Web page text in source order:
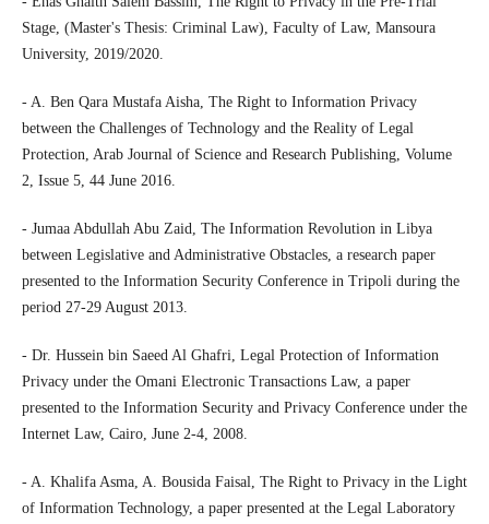
Stage, (Master's Thesis: Criminal Law), Faculty of Law, Mansoura
University, 2019/2020.
- A. Ben Qara Mustafa Aisha, The Right to Information Privacy
between the Challenges of Technology and the Reality of Legal
Protection, Arab Journal of Science and Research Publishing, Volume
2, Issue 5, 44 June 2016.
- Jumaa Abdullah Abu Zaid, The Information Revolution in Libya
between Legislative and Administrative Obstacles, a research paper
presented to the Information Security Conference in Tripoli during the
period 27-29 August 2013.
- Dr. Hussein bin Saeed Al Ghafri, Legal Protection of Information
Privacy under the Omani Electronic Transactions Law, a paper
presented to the Information Security and Privacy Conference under the
Internet Law, Cairo, June 2-4, 2008.
- A. Khalifa Asma, A. Bousida Faisal, The Right to Privacy in the Light
of Information Technology, a paper presented at the Legal Laboratory